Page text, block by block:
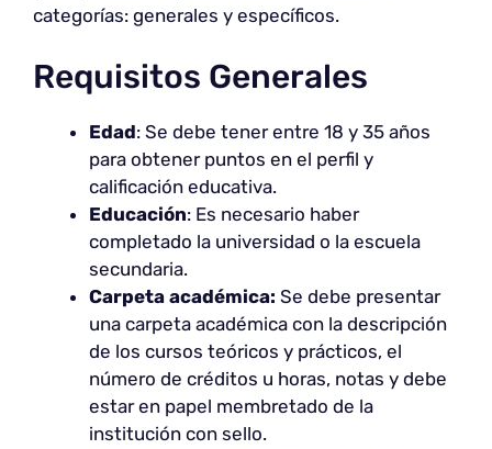
categorías: generales y específicos.
Requisitos Generales
Edad: Se debe tener entre 18 y 35 años
para obtener puntos en el perfil y
calificación educativa.
Educación: Es necesario haber
completado la universidad o la escuela
secundaria.
Carpeta académica: Se debe presentar
una carpeta académica con la descripción
de los cursos teóricos y prácticos, el
número de créditos u horas, notas y debe
estar en papel membretado de la
institución con sello.